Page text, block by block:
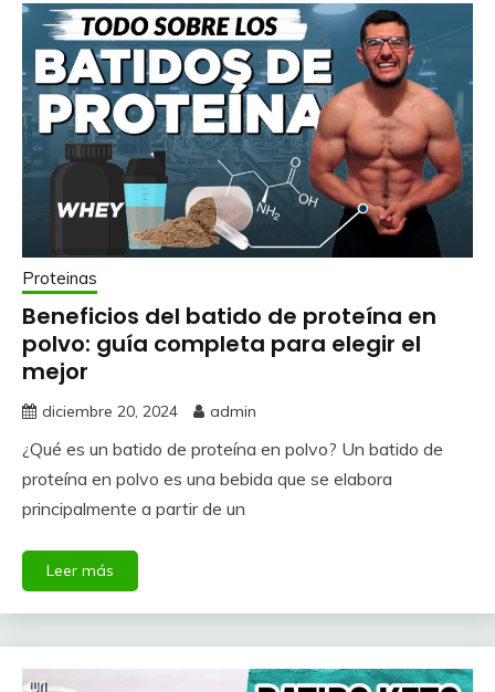
Proteinas
Beneficios del batido de proteína en
polvo: guía completa para elegir el
mejor
diciembre 20, 2024 admin
¿Qué es un batido de proteína en polvo? Un batido de
proteína en polvo es una bebida que se elabora
principalmente a partir de un
Leer más